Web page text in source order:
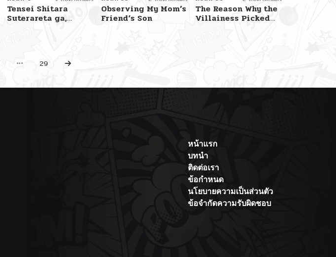
Tensei Shitara
Suterareta ga,
Observing My Mom’s
Friend’s Son
The Reason Why the
Villainess Picked
29
หน้าแรก
บทนำ
ติดต่อเรา
ข้อกำหนด
นโยบายความเป็นส่วนตัว
ข้อจำกัดความรับผิดชอบ